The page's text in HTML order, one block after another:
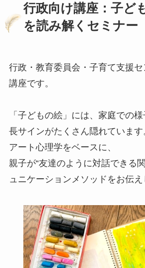
行政向け講座：子ど
を読み解くセミナー
行政・教育委員会・子育て支援
講座です。
「子どもの絵」には、家庭での
長サインがたくさん隠れています
アート心理学をベースに、
親子が“友達のように対話できる
ュニケーションメソッドをお伝え